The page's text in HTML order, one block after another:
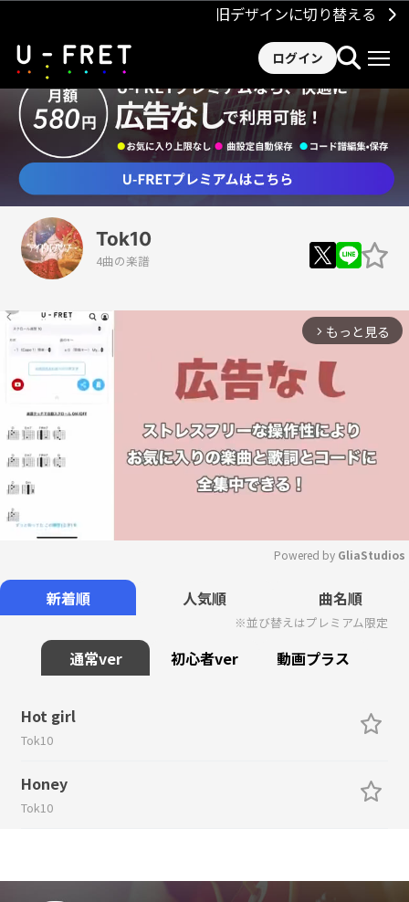
旧デザインに切り替える
ログイン
Tok10
4曲の楽譜
arrow_forward_ios もっと見る
Mute
Powered by GliaStudios
新着順 人気順 曲名順
※並び替えはプレミアム限定
通常ver 初心者ver 動画プラス
Hot girl
Tok10
Honey
Tok10